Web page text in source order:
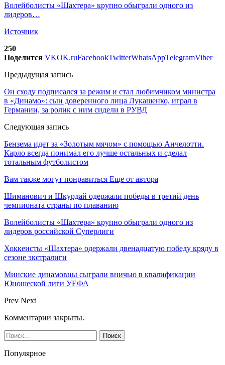
Волейболисты «Шахтера» крупно обыграли одного из
лидеров…
Источник
250
Поделится VKOK.ruFacebookTwitterWhatsAppTelegramViber
Предыдущая запись
Он сходу подписался за режим и стал любимчиком министра
в «Динамо»: сын доверенного лица Лукашенко, играл в
Германии, за ролик с ним сидели в РУВД
Следующая запись
Бензема идет за «Золотым мячом» с помощью Анчелотти.
Карло всегда понимал его лучше остальных и сделал
тотальным футболистом
Вам также могут понравиться Еще от автора
Шиманович и Шкурдай одержали победы в третий день
чемпионата страны по плаванию
Волейболисты «Шахтера» крупно обыграли одного из
лидеров российской Суперлиги
Хоккеисты «Шахтера» одержали двенадцатую победу кряду в
сезоне экстралиги
Минские динамовцы сыграли вничью в квалификации
Юношеской лиги УЕФА
Prev Next
Комментарии закрыты.
Популярное